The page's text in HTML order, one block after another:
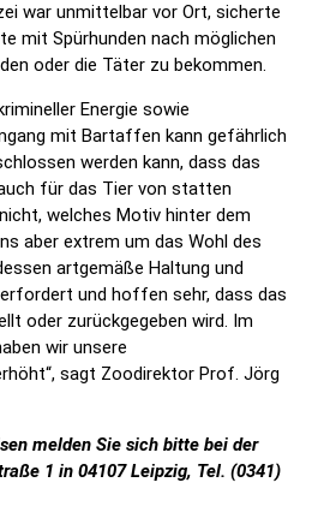
war unmittelbar vor Ort, sicherte
mit Spürhunden nach möglichen
oder die Täter zu bekommen.
Energie sowie
mit Bartaffen kann gefährlich
werden kann, dass das
für das Tier von statten
welches Motiv hinter dem
aber extrem um das Wohl des
artgemäße Haltung und
und hoffen sehr, dass das
oder zurückgegeben wird. Im
wir unsere
sagt Zoodirektor Prof. Jörg
melden Sie sich bitte bei der
1 in 04107 Leipzig, Tel. (0341)